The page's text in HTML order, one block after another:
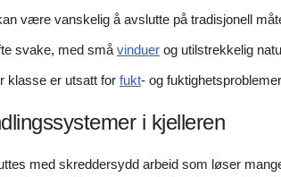
være vanskelig å avslutte på tradisjonell
svake, med småvinduer og utilstrekkelig
klasse er utsatt for fukt- og
i kjelleren
med skreddersydd arbeid som løser